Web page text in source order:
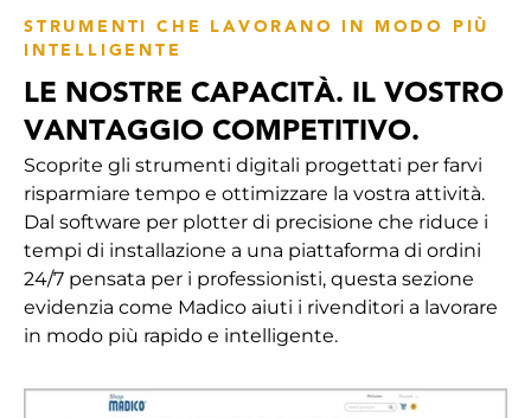
STRUMENTI CHE LAVORANO IN MODO PIÙ
INTELLIGENTE
LE NOSTRE CAPACITÀ. IL VOSTRO
VANTAGGIO COMPETITIVO.
Scoprite gli strumenti digitali progettati per farvi
risparmiare tempo e ottimizzare la vostra attività.
Dal software per plotter di precisione che riduce i
tempi di installazione a una piattaforma di ordini
24/7 pensata per i professionisti, questa sezione
evidenzia come Madico aiuti i rivenditori a lavorare
in modo più rapido e intelligente.